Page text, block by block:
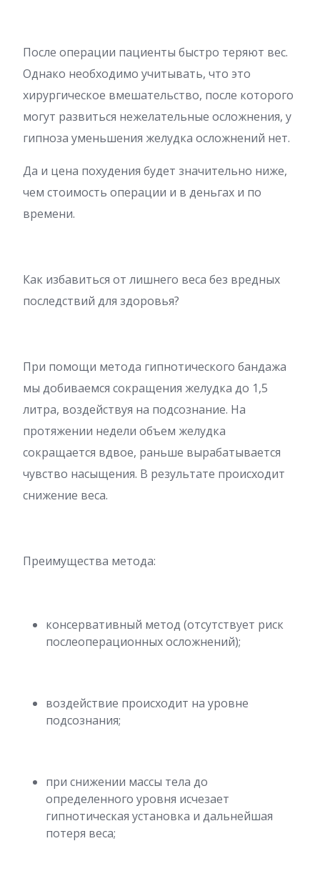
После операции пациенты быстро теряют вес.
Однако необходимо учитывать, что это
хирургическое вмешательство, после которого
могут развиться нежелательные осложнения, у
гипноза уменьшения желудка осложнений нет.
Да и цена похудения будет значительно ниже,
чем стоимость операции и в деньгах и по
времени.
Как избавиться от лишнего веса без вредных
последствий для здоровья?
При помощи метода гипнотического бандажа
мы добиваемся сокращения желудка до 1,5
литра, воздействуя на подсознание. На
протяжении недели объем желудка
сокращается вдвое, раньше вырабатывается
чувство насыщения. В результате происходит
снижение веса.
Преимущества метода:
консервативный метод (отсутствует риск
послеоперационных осложнений);
воздействие происходит на уровне
подсознания;
при снижении массы тела до
определенного уровня исчезает
гипнотическая установка и дальнейшая
потеря веса;